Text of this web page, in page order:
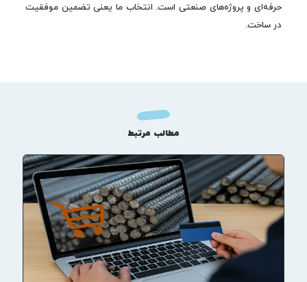
حرفه‌ای و پروژه‌های صنعتی است. انتخاب ما یعنی تضمین موفقیت
در ساخت.
مطالب مرتبط